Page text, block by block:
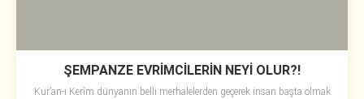
ŞEMPANZE EVRİMCİLERİN NEYİ OLUR?!
Kur’an-ı Kerîm dünyanın belli merhalelerden geçerek insan başta olmak